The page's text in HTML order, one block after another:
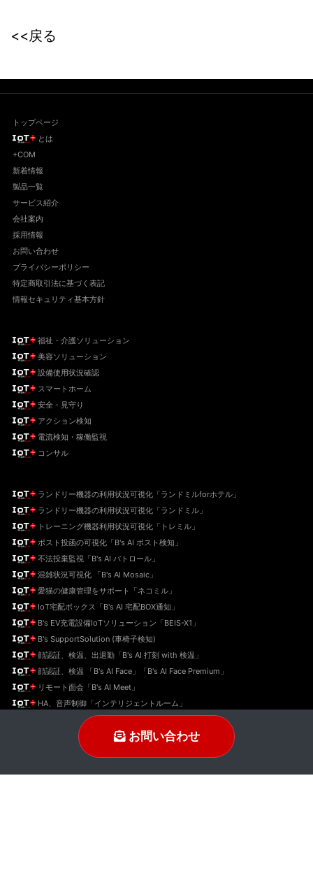
<<戻る
お問い合わせ
トップページ
とは
+COM
新着情報
製品一覧
サービス紹介
会社案内
採用情報
お問い合わせ
プライバシーポリシー
特定商取引法に基づく表記
情報セキュリティ基本方針
福祉・介護ソリューション
美容ソリューション
設備使用状況確認
スマートホーム
安全・見守り
アクション検知
電流検知・稼働監視
コンサル
ランドリー機器の利用状況可視化「ランドミルforホテル」
ランドリー機器の利用状況可視化「ランドミル」
トレーニング機器利用状況可視化「トレミル」
ポスト投函の可視化「B's AI ポスト検知」
不法投棄監視「B's AI パトロール」
混雑状況可視化 「B's AI Mosaic」
愛猫の健康管理をサポート「ネコミル」
IoT宅配ボックス「B's AI 宅配BOX通知」
B's EV充電設備IoTソリューション「BEIS-X1」
B's SupportSolution (車椅子検知)
顔認証、検温、出退勤「B's AI 打刻 with 検温」
顔認証、検温 「B's AI Face」「B's AI Face Premium」
リモート面会「B's AI Meet」
HA、音声制御「インテリジェントルーム」
メール配信ソリューション「B's MSG Connect」